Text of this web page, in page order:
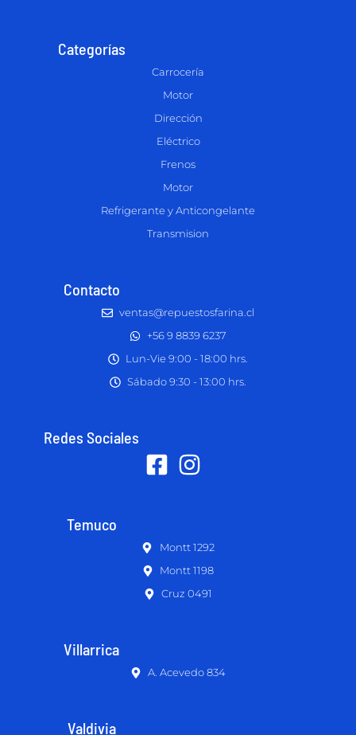
Categorías
Carrocería
Motor
Dirección
Eléctrico
Frenos
Motor
Refrigerante y Anticongelante
Transmision
Contacto
ventas@repuestosfarina.cl
+56 9 8839 6237
Lun-Vie 9:00 - 18:00 hrs.
Sábado 9:30 - 13:00 hrs.
Redes Sociales
Temuco
Montt 1292
Montt 1198
Cruz 0491
Villarrica
A. Acevedo 834
Valdivia